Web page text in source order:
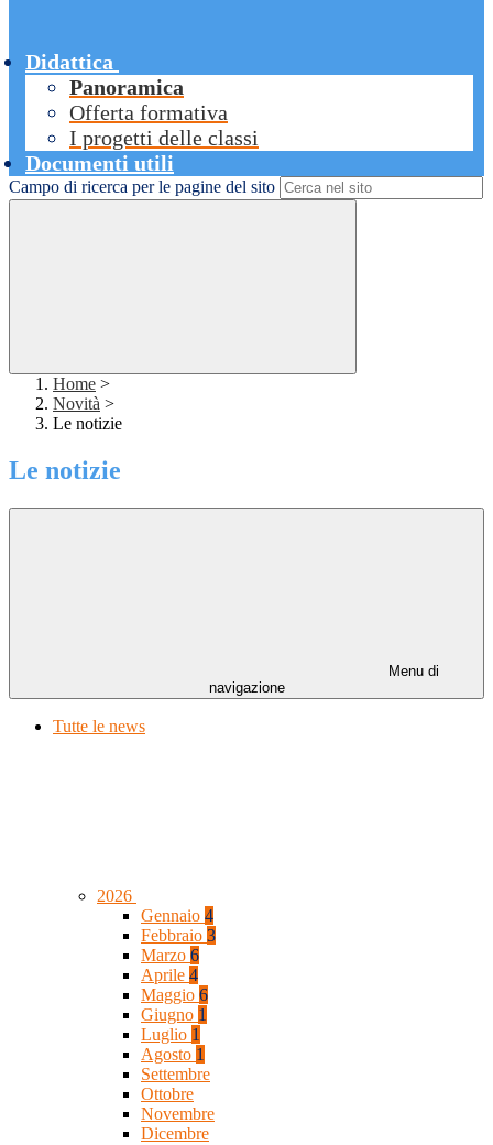
Didattica
Panoramica
Offerta formativa
I progetti delle classi
Documenti utili
Campo di ricerca per le pagine del sito
Home >
Novità >
Le notizie
Le notizie
Menu di
navigazione
Tutte le news
2026
Gennaio 4
Febbraio 3
Marzo 6
Aprile 4
Maggio 6
Giugno 1
Luglio 1
Agosto 1
Settembre
Ottobre
Novembre
Dicembre